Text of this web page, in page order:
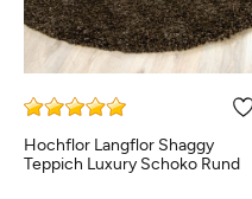
Hochflor Langflor Shaggy
Teppich Luxury Schoko Rund